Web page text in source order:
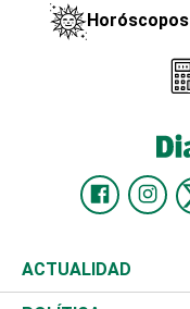
Horóscopos
ACTUALIDAD